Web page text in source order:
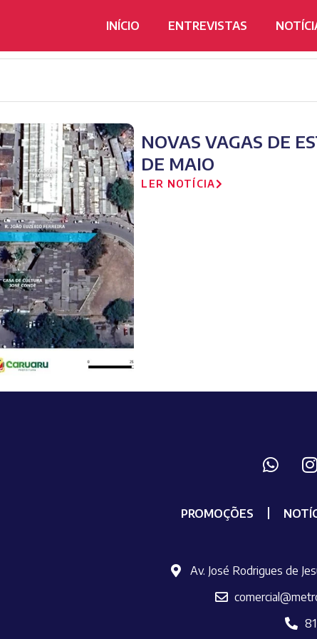
INÍCIO ENTREVISTAS
NOVAS VAGAS DE
DE MAIO
LER NOTÍCIA
PROMOÇÕES
Av. José Rodrigues de